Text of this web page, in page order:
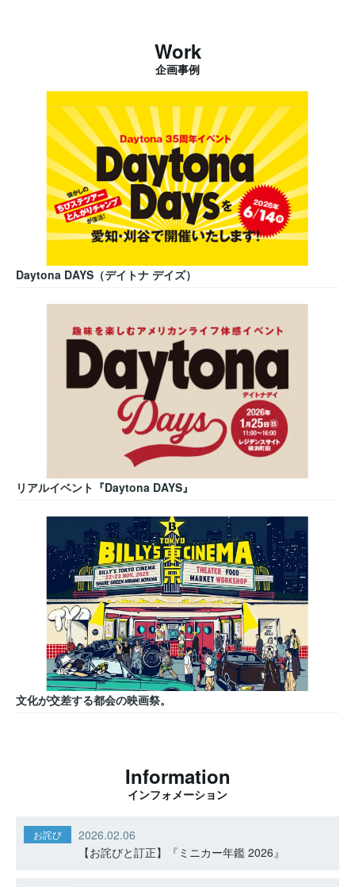
Work
企画事例
Daytona DAYS（デイトナ デイズ）
リアルイベント『Daytona DAYS』
文化が交差する都会の映画祭。
Information
インフォメーション
お詫び
2026.02.06
【お詫びと訂正】『ミニカー年鑑 2026』